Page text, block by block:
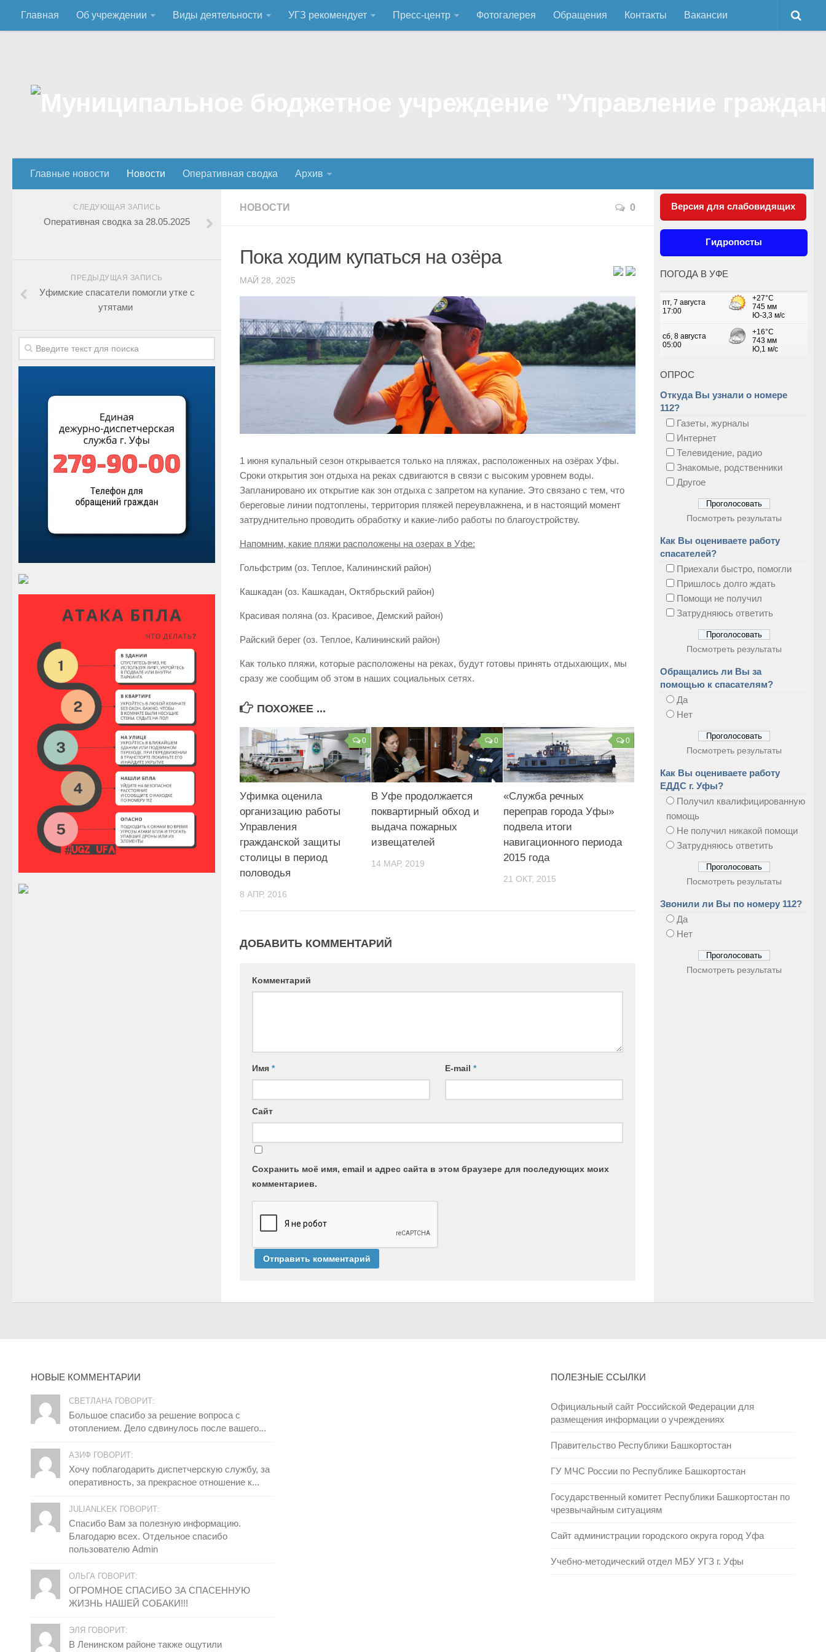
Главная Об учреждении Виды деятельности УГЗ рекомендует Пресс-центр Фотогалерея Обращения Контакты Вакансии
Главные новости Новости Оперативная сводка Архив
НОВОСТИ 0
Пока ходим купаться на озёра
МАЙ 28, 2025
1 июня купальный сезон открывается только на пляжах, расположенных на озёрах Уфы.
Сроки открытия зон отдыха на реках сдвигаются в связи с высоким уровнем воды.
Запланировано их открытие как зон отдыха с запретом на купание. Это связано с тем, что
береговые линии подтоплены, территория пляжей переувлажнена, и в настоящий момент
затруднительно проводить обработку и какие-либо работы по благоустройству.
Напомним, какие пляжи расположены на озерах в Уфе:
Гольфстрим (оз. Теплое, Калининский район)
Кашкадан (оз. Кашкадан, Октябрьский район)
Красивая поляна (оз. Красивое, Демский район)
Райский берег (оз. Теплое, Калининский район)
Как только пляжи, которые расположены на реках, будут готовы принять отдыхающих, мы
сразу же сообщим об этом в наших социальных сетях.
ПОХОЖЕЕ ...
0
Уфимка оценила
организацию работы
Управления
гражданской защиты
столицы в период
половодья
8 АПР, 2016
0
В Уфе продолжается
поквартирный обход и
выдача пожарных
извещателей
14 МАР, 2019
0
«Служба речных
переправ города Уфы»
подвела итоги
навигационного периода
2015 года
21 ОКТ, 2015
ДОБАВИТЬ КОММЕНТАРИЙ
Комментарий
Имя * E-mail*
Сайт
Сохранить моё имя, email и адрес сайта в этом браузере для последующих моих
комментариев.
СЛЕДУЮЩАЯ ЗАПИСЬ
Оперативная сводка за 28.05.2025
ПРЕДЫДУЩАЯ ЗАПИСЬ
Уфимские спасатели помогли утке с
утятами
Версия для слабовидящих
Гидропосты
ПОГОДА В УФЕ
ОПРОС
Откуда Вы узнали о номере
112?
Газеты, журналы
Интернет
Телевидение, радио
Знакомые, родственники
Другое
Посмотреть результаты
Как Вы оцениваете работу
спасателей?
Приехали быстро, помогли
Пришлось долго ждать
Помощи не получил
Затрудняюсь ответить
Посмотреть результаты
Обращались ли Вы за
помощью к спасателям?
Да
Нет
Посмотреть результаты
Как Вы оцениваете работу
ЕДДС г. Уфы?
Получил квалифицированную
помощь
Не получил никакой помощи
Затрудняюсь ответить
Посмотреть результаты
Звонили ли Вы по номеру 112?
Да
Нет
Посмотреть результаты
НОВЫЕ КОММЕНТАРИИ
СВЕТЛАНА ГОВОРИТ:
Большое спасибо за решение вопроса с
отоплением. Дело сдвинулось после вашего...
АЗИФ ГОВОРИТ:
Хочу поблагодарить диспетчерскую службу, за
оперативность, за прекрасное отношение к...
JULIANLKEK ГОВОРИТ:
Спасибо Вам за полезную информацию.
Благодарю всех. Отдельное спасибо
пользователю Admin
ОЛЬГА ГОВОРИТ:
ОГРОМНОЕ СПАСИБО ЗА СПАСЕННУЮ
ЖИЗНЬ НАШЕЙ СОБАКИ!!!
ЭЛЯ ГОВОРИТ:
В Ленинском районе также ощутили
ПОЛЕЗНЫЕ ССЫЛКИ
Официальный сайт Российской Федерации для
размещения информации о учреждениях
Правительство Республики Башкортостан
ГУ МЧС России по Республике Башкортостан
Государственный комитет Республики Башкортостан по
чрезвычайным ситуациям
Сайт администрации городского округа город Уфа
Учебно-методический отдел МБУ УГЗ г. Уфы